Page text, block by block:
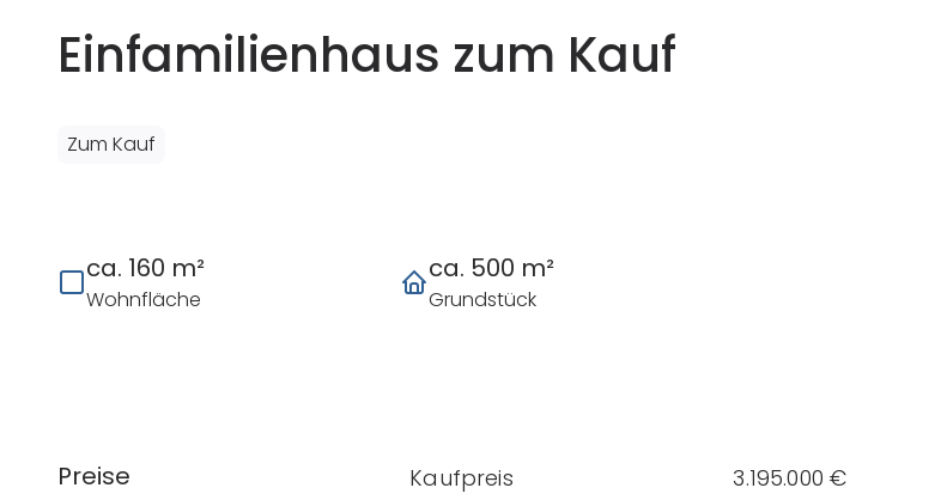
Einfamilienhaus zum Kauf
Zum Kauf
ca. 160 m²
Wohnfläche
ca. 500 m²
Grundstück
Preise Kaufpreis 3.195.000 €